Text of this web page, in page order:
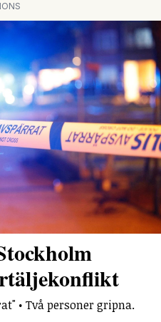
• Två personer gripna.